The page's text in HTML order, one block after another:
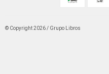
© Copyright 2026 / Grupo Libros